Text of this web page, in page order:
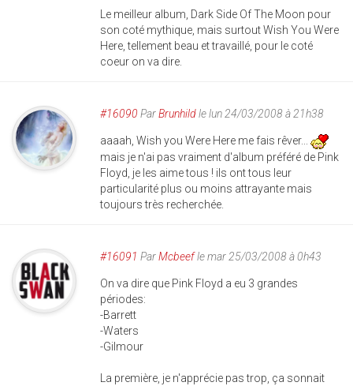
Le meilleur album, Dark Side Of The Moon pour
son coté mythique, mais surtout Wish You Were
Here, tellement beau et travaillé, pour le coté
coeur on va dire.
#16090 ParBrunhildle lun 24/03/2008 à 21h38
aaaah, Wish you Were Here me fais rêver...
mais je n'ai pas vraiment d'album préféré de Pink
Floyd, je les aime tous ! ils ont tous leur
particularité plus ou moins attrayante mais
toujours très recherchée.
#16091 ParMcbeefle mar 25/03/2008 à 0h43
On va dire que Pink Floyd a eu 3 grandes
périodes:
-Barrett
-Waters
-Gilmour
La première, je n'apprécie pas trop, ça sonnait